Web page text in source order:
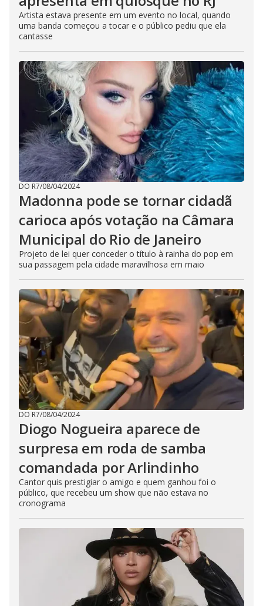
Artista estava presente em um evento no local, quando
uma banda começou a tocar e o público pediu que ela
cantasse
DO R7/08/04/2024
Madonna pode se tornar cidadã
carioca após votação na Câmara
Municipal do Rio de Janeiro
Projeto de lei quer conceder o título à rainha do pop em
sua passagem pela cidade maravilhosa em maio
DO R7/08/04/2024
Diogo Nogueira aparece de
surpresa em roda de samba
comandada por Arlindinho
Cantor quis prestigiar o amigo e quem ganhou foi o
público, que recebeu um show que não estava no
cronograma